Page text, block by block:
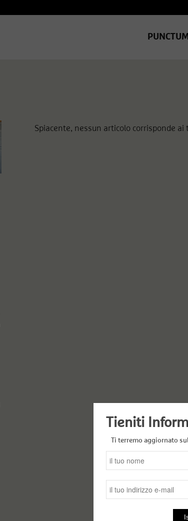
Spiacente, nessun articolo corrisponde ai
Tieniti
Ti terremo aggiornato